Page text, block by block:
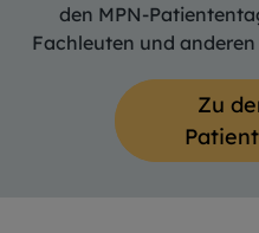
den MPN-
Fachleuten und
Zu